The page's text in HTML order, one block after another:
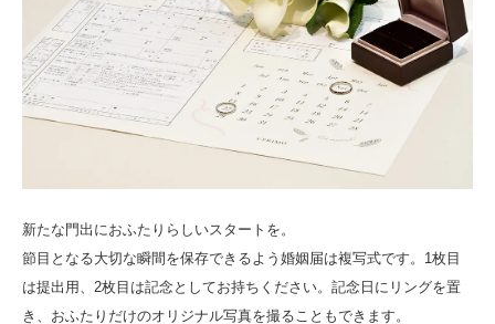
新たな門出におふたりらしいスタートを。
節目となる大切な瞬間を保存できるよう婚姻届は複写式です。1枚目
は提出用、2枚目は記念としてお持ちください。記念日にリングを置
き、おふたりだけのオリジナル写真を撮ることもできます。